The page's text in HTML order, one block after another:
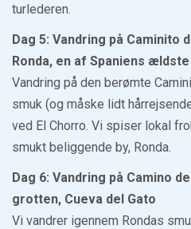
turlederen.
Dag 5: Vandring på Caminito
Ronda, en af Spaniens
Vandring på den berømte
smuk (og måske lidt
ved El Chorro. Vi spiser lokal
smukt beliggende by, Ronda.
Dag 6: Vandring på Camino
grotten, Cueva del Gato
Vi vandrer igennem Rondas